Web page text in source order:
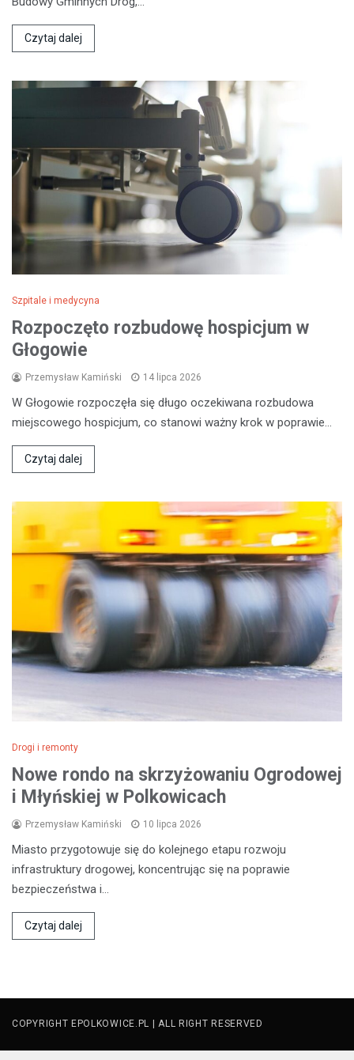
Czytaj dalej
Szpitale i medycyna
Rozpoczęto rozbudowę hospicjum w
Głogowie
Przemysław Kamiński 14 lipca 2026
W Głogowie rozpoczęła się długo oczekiwana rozbudowa
miejscowego hospicjum, co stanowi ważny krok w poprawie…
Czytaj dalej
Drogi i remonty
Nowe rondo na skrzyżowaniu Ogrodowej
i Młyńskiej w Polkowicach
Przemysław Kamiński 10 lipca 2026
Miasto przygotowuje się do kolejnego etapu rozwoju
infrastruktury drogowej, koncentrując się na poprawie
bezpieczeństwa i…
Czytaj dalej
COPYRIGHT EPOLKOWICE.PL | ALL RIGHT RESERVED